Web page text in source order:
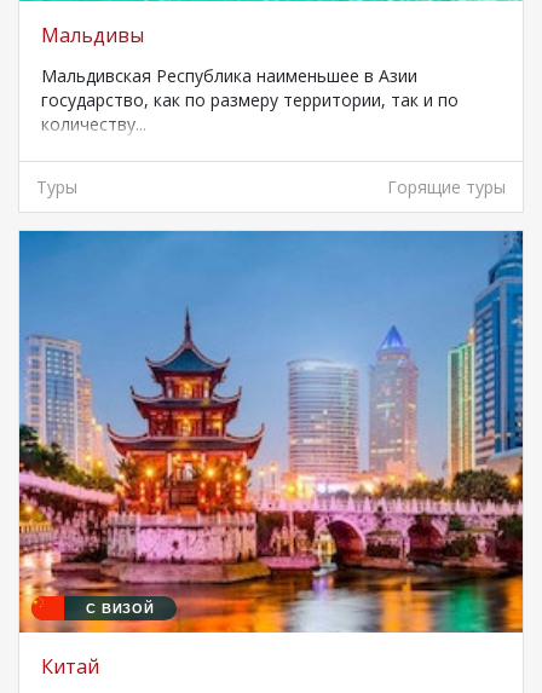
Мальдивы
Мальдивская Республика наименьшее в Азии
государство, как по размеру территории, так и по
количеству...
Туры Горящие туры
С ВИЗОЙ
Китай